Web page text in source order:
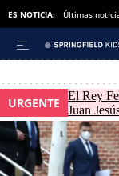
ES NOTICIA: Últimas
URGENTE
El Rey
Juan